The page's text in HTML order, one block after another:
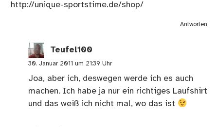
http://unique-sportstime.de/shop/
Antworten
Teufel100
30. Januar 2011 um 21:39 Uhr
Joa, aber ich, deswegen werde ich es auch
machen. Ich habe ja nur ein richtiges Laufshirt
und das weiß ich nicht mal, wo das ist